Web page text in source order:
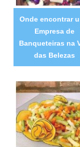
Onde encontrar
Empresa de
Banqueteiras na
das Belezas